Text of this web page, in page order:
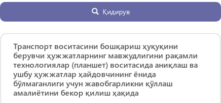
Қидирув
Транспорт воситасини бошқариш ҳуқуқини
берувчи ҳужжатларнинг мавжудлигини рақамли
технологиялар (планшет) воситасида аниқлаш ва
ушбу ҳужжатлар ҳайдовчининг ёнида
бўлмаганлиги учун жавобгарликни қўллаш
амалиётини бекор қилиш ҳақида